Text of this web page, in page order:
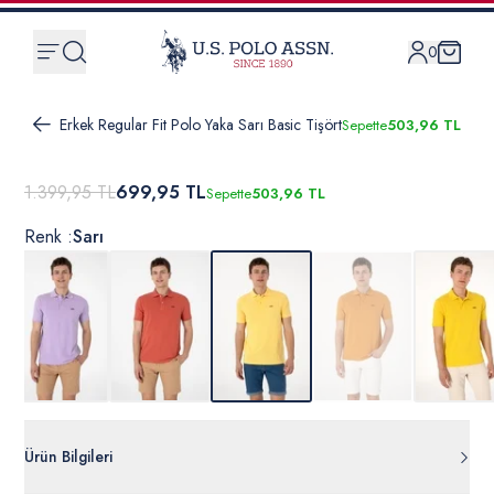
0
Erkek Regular Fit Polo Yaka Sarı Basic TişörtSepette503,96 TL
1.399,95 TL699,95 TLSepette503,96 TL
Renk :Sarı
Ürün Bilgileri